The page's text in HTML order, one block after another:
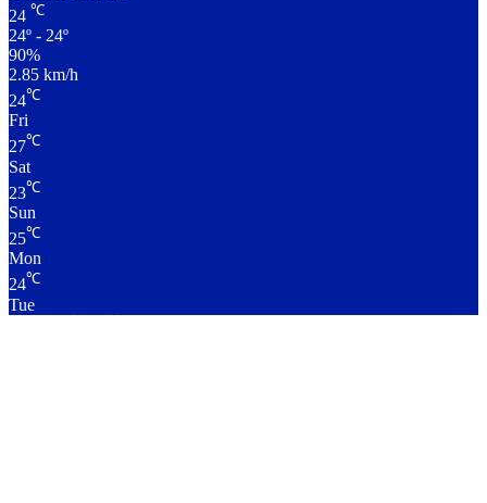
24 ℃
24º - 24º
90%
2.85 km/h
24℃
Fri
27℃
Sat
23℃
Sun
25℃
Mon
24℃
Tue